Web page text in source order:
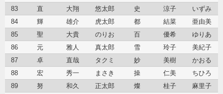
83
直 大翔 悠太郎 史 涼子
いずみ
84
輝 雄介 虎太郎 都 結菜
亜由美
85
聖 大貴 のりお 百 優希
ゆりあ
86
元 雅人 真太郎 雪 玲子
美紀子
87
卓 直哉 タクミ 妙 美樹
かおる
88
宏 秀一 まさき 操 仁美
ちひろ
89
努 和久 正太郎 燦 桂子
麻里子